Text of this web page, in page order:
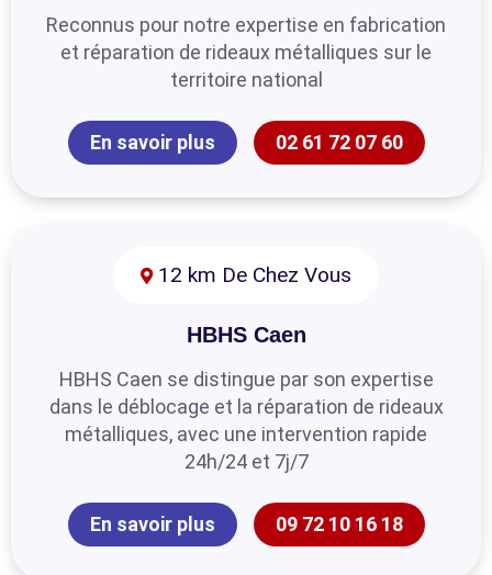
Reconnus pour notre expertise en fabrication
et réparation de rideaux métalliques sur le
territoire national
En savoir plus 02 61 72 07 60
12 km De Chez Vous
HBHS Caen
HBHS Caen se distingue par son expertise
dans le déblocage et la réparation de rideaux
métalliques, avec une intervention rapide
24h/24 et 7j/7
En savoir plus 09 72 10 16 18